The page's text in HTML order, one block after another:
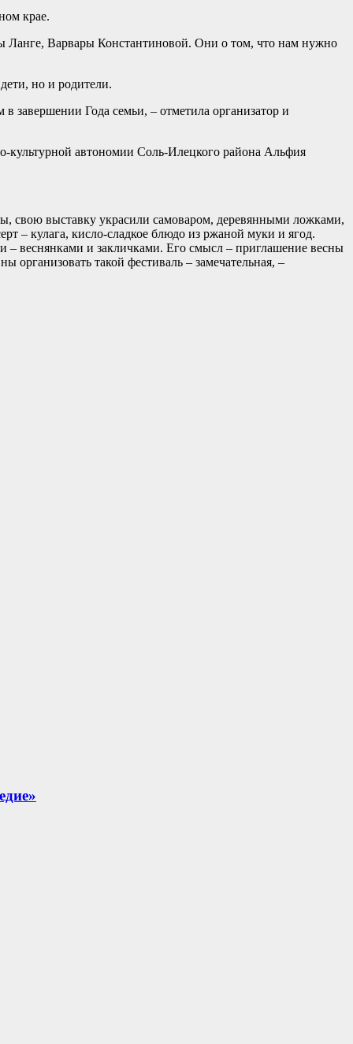
крае.
Ланге, Варвары Константиновой. Они о том, что нам нужно
но и родители.
Года семьи, – отметила организатор и
культурной автономии Соль-Илецкого района Альфия
свою выставку украсили самоваром, деревянными ложками,
– кулага, кисло-сладкое блюдо из ржаной муки и ягод.
веснянками и закличками. Его смысл – приглашение весны
такой фестиваль – замечательная, –